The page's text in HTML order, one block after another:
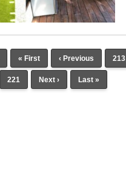
« First ‹ Previous 213
221 Next › Last »